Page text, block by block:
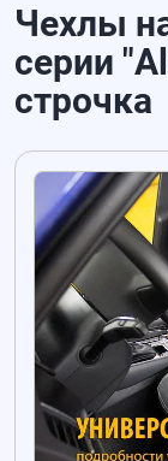
Чехлы
серии
строчка